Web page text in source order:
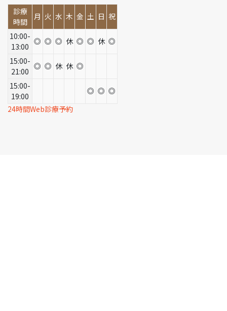
診療
時間
月 火 水 木 金 土 日 祝
10:00-
13:00
◎ ◎ ◎ 休 ◎ ◎ 休 ◎
15:00-
21:00
◎ ◎ 休 休 ◎
15:00-
19:00
◎ ◎ ◎
24時間Web診療予約